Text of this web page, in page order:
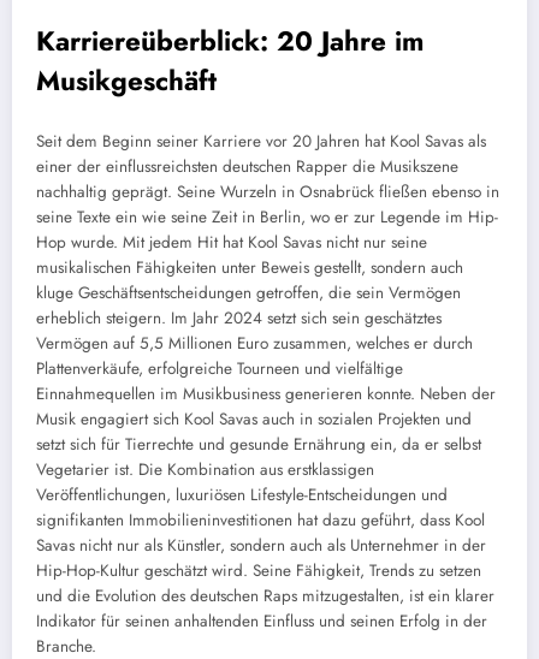
Karriereüberblick: 20 Jahre im
Musikgeschäft
Seit dem Beginn seiner Karriere vor 20 Jahren hat Kool Savas als
einer der einflussreichsten deutschen Rapper die Musikszene
nachhaltig geprägt. Seine Wurzeln in Osnabrück fließen ebenso in
seine Texte ein wie seine Zeit in Berlin, wo er zur Legende im Hip-
Hop wurde. Mit jedem Hit hat Kool Savas nicht nur seine
musikalischen Fähigkeiten unter Beweis gestellt, sondern auch
kluge Geschäftsentscheidungen getroffen, die sein Vermögen
erheblich steigern. Im Jahr 2024 setzt sich sein geschätztes
Vermögen auf 5,5 Millionen Euro zusammen, welches er durch
Plattenverkäufe, erfolgreiche Tourneen und vielfältige
Einnahmequellen im Musikbusiness generieren konnte. Neben der
Musik engagiert sich Kool Savas auch in sozialen Projekten und
setzt sich für Tierrechte und gesunde Ernährung ein, da er selbst
Vegetarier ist. Die Kombination aus erstklassigen
Veröffentlichungen, luxuriösen Lifestyle-Entscheidungen und
signifikanten Immobilieninvestitionen hat dazu geführt, dass Kool
Savas nicht nur als Künstler, sondern auch als Unternehmer in der
Hip-Hop-Kultur geschätzt wird. Seine Fähigkeit, Trends zu setzen
und die Evolution des deutschen Raps mitzugestalten, ist ein klarer
Indikator für seinen anhaltenden Einfluss und seinen Erfolg in der
Branche.